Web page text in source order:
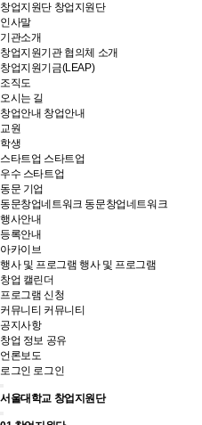
창업지원단 창업지원단
인사말
기관소개
창업지원기관 협의체 소개
창업지원기금(LEAP)
조직도
오시는 길
창업안내 창업안내
교원
학생
스타트업 스타트업
우수 스타트업
동문 기업
동문창업네트워크 동문창업네트워크
행사안내
등록안내
아카이브
행사 및 프로그램 행사 및 프로그램
창업 캘린더
프로그램 신청
커뮤니티 커뮤니티
공지사항
창업 정보 공유
언론보도
로그인 로그인
서울대학교 창업지원단